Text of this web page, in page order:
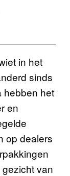
in het
sinds
hebben het
en
op dealers
gezicht van